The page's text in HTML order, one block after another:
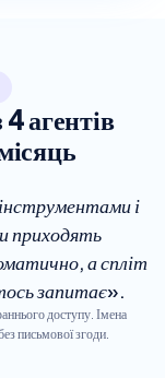
агентів
і
приходять
а спліт
запитає».
доступу. Імена
письмової згоди.